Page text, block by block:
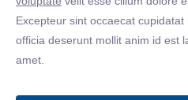
Excepteur sint occaecat
officia deserunt mollit anim id est
amet.